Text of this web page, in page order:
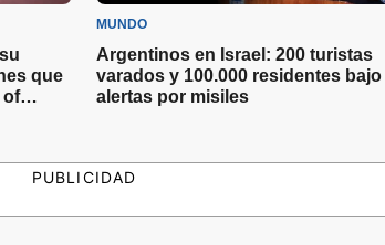
que
of
MUNDO
Argentinos en Israel: 200 turistas
varados y 100.000 residentes bajo
alertas por misiles
PUBLICIDAD